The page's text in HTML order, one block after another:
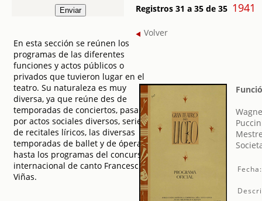
En esta sección se reúnen los
programas de las diferentes
funciones y actos públicos o
privados que tuvieron lugar en el
teatro. Su naturaleza es muy
diversa, ya que reúne des de
temporadas de conciertos, pasando
por actos sociales diversos, series
de recitales líricos, las diversas
temporadas de ballet y de ópera,
hasta los programas del concurso
internacional de canto Francesc
Viñas.
Registros 31 a 35 de 35 1941
Volver
Fecha: